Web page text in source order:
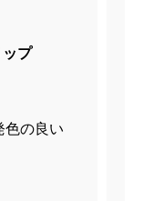
ップ